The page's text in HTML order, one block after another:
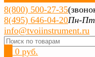
8(800) 500-27-35
8(495) 646-04-20Пн-Пт
info@tvoiinstrument.ru
0 руб.